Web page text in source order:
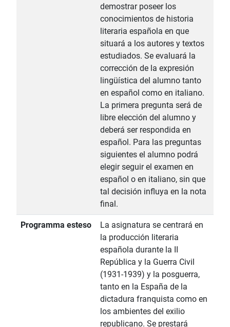
demostrar poseer los
conocimientos de historia
literaria española en que
situará a los autores y textos
estudiados. Se evaluará la
corrección de la expresión
lingüística del alumno tanto
en español como en italiano.
La primera pregunta será de
libre elección del alumno y
deberá ser respondida en
español. Para las preguntas
siguientes el alumno podrá
elegir seguir el examen en
español o en italiano, sin que
tal decisión influya en la nota
final.
Programma esteso
La asignatura se centrará en
la producción literaria
española durante la II
República y la Guerra Civil
(1931-1939) y la posguerra,
tanto en la España de la
dictadura franquista como en
los ambientes del exilio
republicano. Se prestará